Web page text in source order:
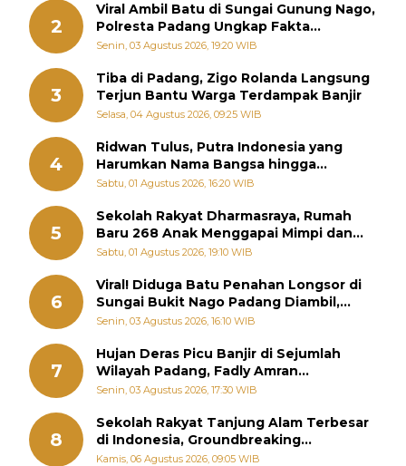
2
Viral Ambil Batu di Sungai Gunung Nago,
Polresta Padang Ungkap Fakta
Sebenarnya
Senin, 03 Agustus 2026, 19:20 WIB
3
Tiba di Padang, Zigo Rolanda Langsung
Terjun Bantu Warga Terdampak Banjir
Selasa, 04 Agustus 2026, 09:25 WIB
4
Ridwan Tulus, Putra Indonesia yang
Harumkan Nama Bangsa hingga
Diabadikan dalam Buku Jepang
Sabtu, 01 Agustus 2026, 16:20 WIB
5
Sekolah Rakyat Dharmasraya, Rumah
Baru 268 Anak Menggapai Mimpi dan
Memutus Rantai Kemiskinan
Sabtu, 01 Agustus 2026, 19:10 WIB
6
Viral! Diduga Batu Penahan Longsor di
Sungai Bukit Nago Padang Diambil,
Warga Khawatir Bencana Terulang
Senin, 03 Agustus 2026, 16:10 WIB
7
Hujan Deras Picu Banjir di Sejumlah
Wilayah Padang, Fadly Amran
Perintahkan OPD Siaga
Senin, 03 Agustus 2026, 17:30 WIB
8
Sekolah Rakyat Tanjung Alam Terbesar
di Indonesia, Groundbreaking
September
Kamis, 06 Agustus 2026, 09:05 WIB